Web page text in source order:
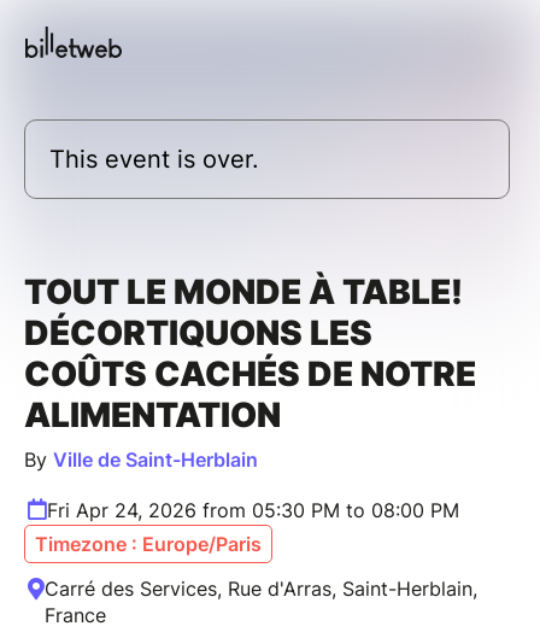
This event is over.
TOUT LE MONDE À TABLE!
DÉCORTIQUONS LES
COÛTS CACHÉS DE NOTRE
ALIMENTATION
By Ville de Saint-Herblain
Fri Apr 24, 2026 from 05:30 PM to 08:00 PM
Timezone : Europe/Paris
Carré des Services, Rue d'Arras, Saint-Herblain,
France